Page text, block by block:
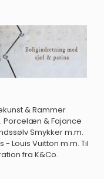
& Rammer
Porcelæn & Fajance
Smykker m.m.
- Louis Vuitton m.m. Til
fra K&Co.